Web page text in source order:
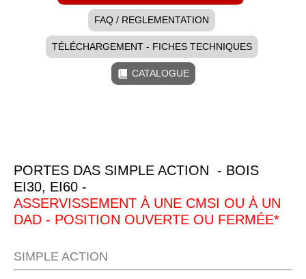
FAQ / REGLEMENTATION
TÉLÉCHARGEMENT - FICHES TECHNIQUES
CATALOGUE
PORTES DAS SIMPLE ACTION - BOIS
EI30, EI60 -
ASSERVISSEMENT À UNE CMSI OU À UN
DAD - POSITION OUVERTE OU FERMÉE*
SIMPLE ACTION